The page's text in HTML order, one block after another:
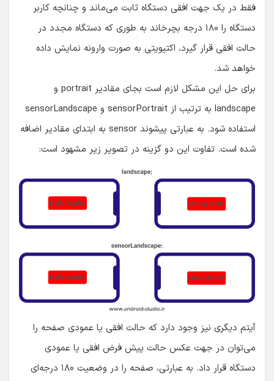
فقط در یک جهت افقی دستگاه ثابت می‌ماند و چنانچه کاربر
دستگاه را ۱۸۰ درجه بچرخاند به طوری که دستگاه مجدد در
حالت افقی قرار گیرد، اکتیویتی به صورت وارونه نمایش داده
خواهد شد.
برای حل این مشکل لازم است بجای مقادیر portrait و
landscape به ترتیب از sensorPortrait و sensorLandscape
استفاده شود. به عبارتی پیشوند sensor به ابتدای مقادیر اضافه
شده است. تفاوت این دو گزینه در تصویر زیر مشهود است:
آیتم دیگری نیز وجود دارد که حالت افقی یا عمودی صفحه را
می‌توان در جهت عکس حالت پیش فرض افقی یا عمودی
دستگاه قرار داد. به عبارتی، صفحه را در وضعیت ۱۸۰ درجه‌ای